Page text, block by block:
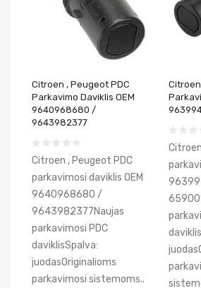
Citroen , Peugeot PDC
Parkavimo Daviklis OEM
9640968680 /
9643982377
Citroen , Peugeot PDC
parkavimosi daviklis OEM
9640968680 /
9643982377Naujas
parkavimosi PDC
daviklisSpalva:
juodasOriginalioms
parkavimosi sistemoms..